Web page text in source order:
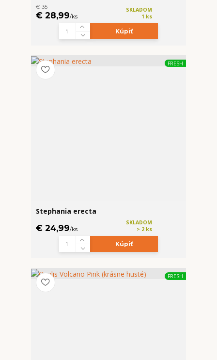
€ 35
€ 28,99/ks
SKLADOM
1 ks
Kúpiť
FRESH
Stephania erecta
€ 24,99/ks
SKLADOM
> 2 ks
Kúpiť
FRESH